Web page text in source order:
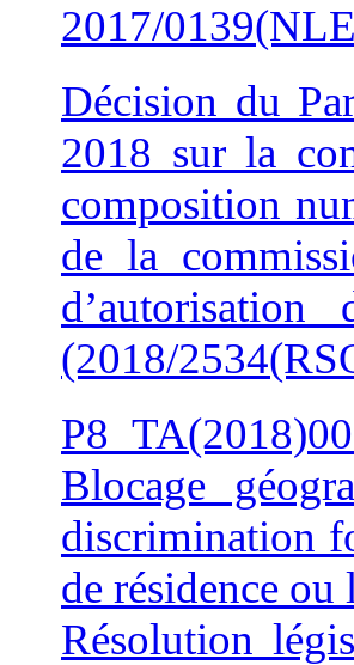
2017/
Décision du
2018 sur la
composition
de la
d’autorisation
(2018/
Blocage
discrimination
de résidence
Résolution